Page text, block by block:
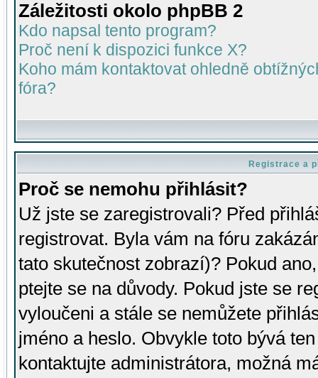
Záležitosti okolo phpBB 2
Kdo napsal tento program?
Proč není k dispozici funkce X?
Koho mám kontaktovat ohledně
fóra?
Registrace a
Proč se nemohu přihlásit?
Už jste se zaregistrovali? Před
registrovat. Byla vám na fóru
tato skutečnost zobrazí)? Pokud
ptejte se na důvody. Pokud jste se
vyloučeni a stále se nemůžete
jméno a heslo. Obvykle toto bývá
kontaktujte administrátora, možná